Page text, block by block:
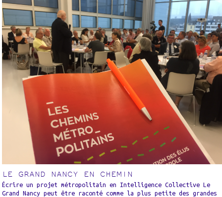
LE GRAND NANCY EN CHEMIN
Écrire un projet métropolitain en Intelligence Collective Le
Grand Nancy peut être raconté comme la plus petite des grandes